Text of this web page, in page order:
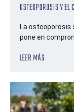
OSTEOPOROSIS Y EL
La osteoporosis
pone en
LEER MÁS